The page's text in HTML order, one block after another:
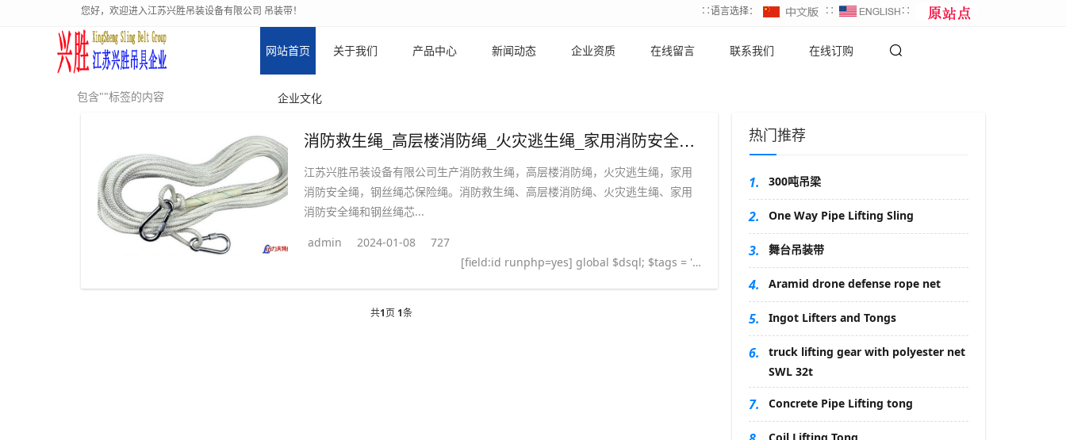
您好，欢迎进入江苏兴胜吊装设备有限公司 吊装带！ ∷语言选择： ∷ ∷
网站首页 关于我们 产品中心 新闻动态 企业资质 在线留言 联系我们 在线订购
企业文化
包含""标签的内容
消防救生绳_高层楼消防绳_火灾逃生绳_家用消防安全绳_钢丝绳芯保险绳
江苏兴胜吊装设备有限公司生产消防救生绳，高层楼消防绳，火灾逃生绳，家用
消防安全绳，钢丝绳芯保险绳。消防救生绳、高层楼消防绳、火灾逃生绳、家用
消防安全绳和钢丝绳芯...
admin 2024-01-08
727
[field:id runphp=yes] global $dsql; $tags = ''; $query = "SELECT tag FROM `#@__taglist` WHERE aid='@me' "; $dsql->Execute('tag',$query); while($row = $dsql->GetArray('tag')) { $tags .= "#
共1页 1条
热门推荐
1. 300吨吊梁
2. One Way Pipe Lifting Sling
3. 舞台吊装带
4. Aramid drone defense rope net
5. Ingot Lifters and Tongs
6.
truck lifting gear with polyester net
SWL 32t
7. Concrete Pipe Lifting tong